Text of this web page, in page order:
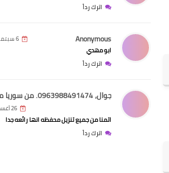
اترك رداً
Anonymous 6 سبتمبر 2025 في 11:37 ص
ابو مهدي
اترك رداً
جوال، 0963988491474. من سوريا مدينة حمص احمد محمد عامر
26 أغسطس 2025 في 6:33 م
اتمنا من جميع تنزيل محفظه انها رائعه جدا
اترك رداً